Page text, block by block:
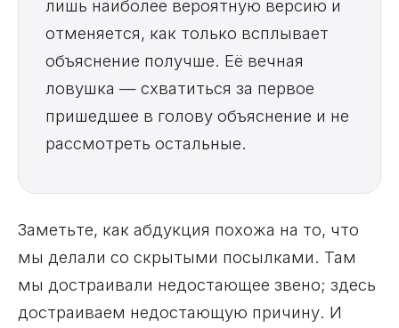
лишь наиболее вероятную версию и
отменяется, как только всплывает
объяснение получше. Её вечная
ловушка — схватиться за первое
пришедшее в голову объяснение и не
рассмотреть остальные.
Заметьте, как абдукция похожа на то, что
мы делали со скрытыми посылками. Там
мы достраивали недостающее звено; здесь
достраиваем недостающую причину. И